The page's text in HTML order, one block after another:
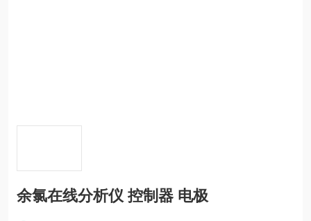
余氯在线分析仪 控制器 电极